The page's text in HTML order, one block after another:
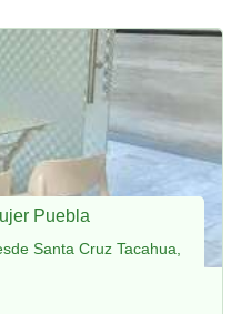
Puebla
Santa Cruz Tacahua,